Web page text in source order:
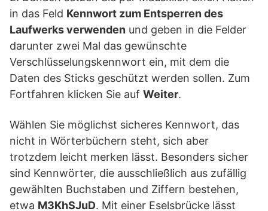
in das Feld Kennwort zum Entsperren des
Laufwerks verwenden und geben in die Felder
darunter zwei Mal das gewünschte
Verschlüsselungskennwort ein, mit dem die
Daten des Sticks geschützt werden sollen. Zum
Fortfahren klicken Sie auf Weiter.
Wählen Sie möglichst sicheres Kennwort, das
nicht in Wörterbüchern steht, sich aber
trotzdem leicht merken lässt. Besonders sicher
sind Kennwörter, die ausschließlich aus zufällig
gewählten Buchstaben und Ziffern bestehen,
etwa M3KhSJuD. Mit einer Eselsbrücke lässt